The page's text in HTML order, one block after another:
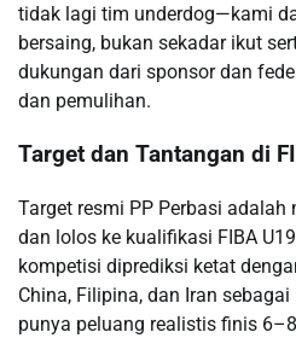
tidak lagi tim underdog—kami
bersaing, bukan sekadar ikut
dukungan dari sponsor dan
dan pemulihan.
Target dan Tantangan di
Target resmi PP Perbasi
dan lolos ke kualifikasi FIBA
kompetisi diprediksi ketat
China, Filipina, dan Iran
punya peluang realistis finis